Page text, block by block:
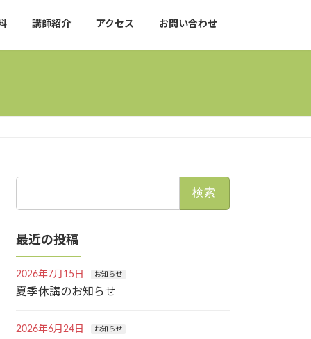
講師紹介 アクセス お問い合わせ
最近の投稿
2026年7月15日 お知らせ
夏季休講のお知らせ
2026年6月24日 お知らせ